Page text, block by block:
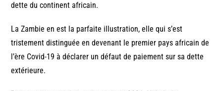
dette du continent africain.
La Zambie en est la parfaite illustration, elle qui s’est
tristement distinguée en devenant le premier pays africain de
l’ère Covid-19 à déclarer un défaut de paiement sur sa dette
extérieure.